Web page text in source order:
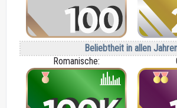
Beliebtheit in allen
Romanische: